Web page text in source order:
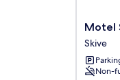
Motel
Skive
Skive
Motel
Skive
Non-